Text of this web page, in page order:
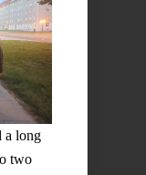
a long
two